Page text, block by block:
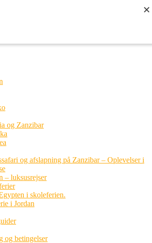
og Zanzibar
og afslapning på Zanzibar – Oplevelser i
– luksusrejser
i skoleferien.
i Jordan
og betingelser